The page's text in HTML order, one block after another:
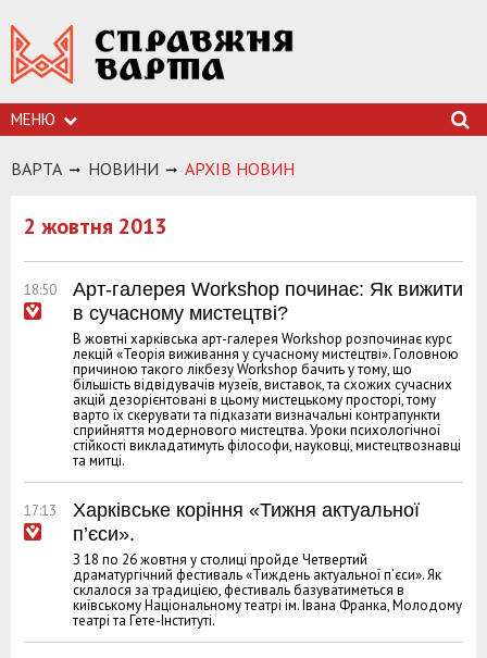
МЕНЮ
ВАРТА НОВИНИ АРХIВ НОВИН
2 жовтня 2013
18:50
Арт-галерея Workshop починає: Як вижити
в сучасному мистецтві?
В жовтні харківська арт-галерея Workshop розпочинає курс
лекцій «Теорія виживання у сучасному мистецтві». Головною
причиною такого лікбезу Workshop бачить у тому, що
більшість відвідувачів музеїв, виставок, та схожих сучасних
акцій дезорієнтовані в цьому мистецькому просторі, тому
варто їх скерувати та підказати визначальні контрапункти
сприйняття модернового мистецтва. Уроки психологічної
стійкості викладатимуть філософи, науковці, мистецтвознавці
та митці.
17:13
Харківське коріння «Тижня актуальної
п’єси».
З 18 по 26 жовтня у столиці пройде Четвертий
драматургічний фестиваль «Тиждень актуальної п’єси». Як
склалося за традицією, фестиваль базуватиметься в
київському Національному театрі ім. Івана Франка, Молодому
театрі та Гете-Інституті.